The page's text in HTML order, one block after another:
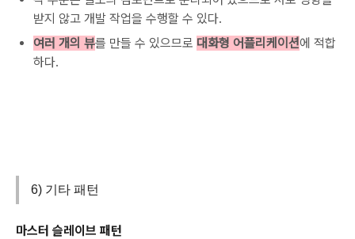
받지 않고 개발 작업을 수행할 수 있다.
여러 개의 뷰를 만들 수 있으므로 대화형 어플리케이션에 적합
하다.
6) 기타 패턴
마스터 슬레이브 패턴